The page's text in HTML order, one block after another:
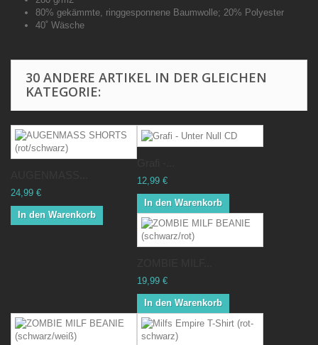
80% gekämmte, ringgesponnene Baumwolle; 20% Polyester
40˚ Wäsche
30 ANDERE ARTIKEL IN DER GLEICHEN
KATEGORIE:
24,99 €
In den Warenkorb
12,99 €
In den Warenkorb
19,99 €
In den Warenkorb